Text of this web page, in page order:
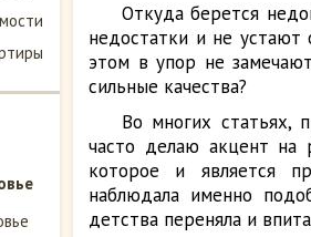
Откуда берется
недостатки и не
этом в упор не
сильные качества?
Во многих статьях,
часто делаю акцент на
которое и является
наблюдала именно
детства переняла и